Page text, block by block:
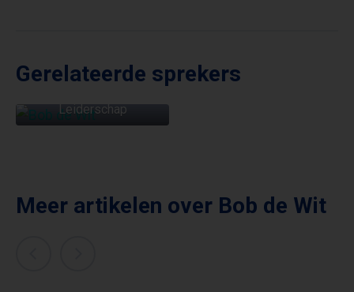
Gerelateerde sprekers
BOB DE WIT
Leiderschap
Meer artikelen over Bob de Wit